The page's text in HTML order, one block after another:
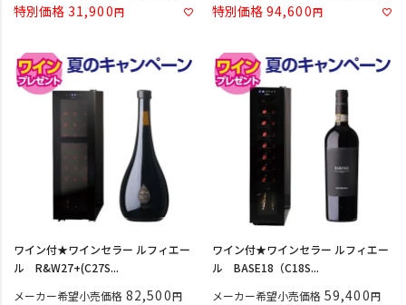
特別価格 31,900
特別価格 94,600
ワイン付★ワインセラー ルフィエー
ル R&W27+(C27S...
メーカー希望小売価格 82,500
ワイン付★ワインセラー ルフィエー
ル BASE18（C18S...
メーカー希望小売価格 59,400